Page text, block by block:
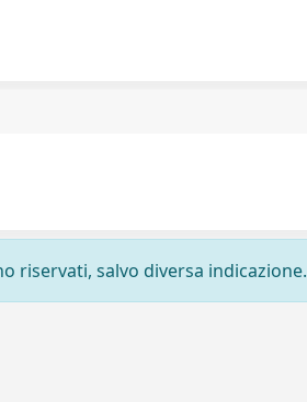
riservati, salvo diversa indicazione.